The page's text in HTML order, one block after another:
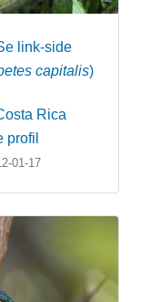
link-side
capitalis)
Rica
profil
01-17